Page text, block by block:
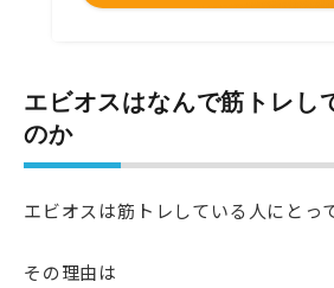
エビオスはなんで筋トレし
のか
エビオスは筋トレしている人にとっ
その理由は